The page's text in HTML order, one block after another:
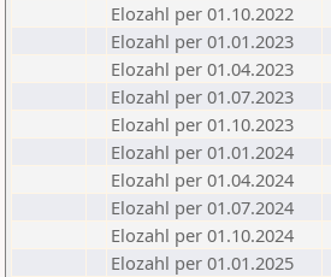
Elozahl per 01.10.2022
Elozahl per 01.01.2023
Elozahl per 01.04.2023
Elozahl per 01.07.2023
Elozahl per 01.10.2023
Elozahl per 01.01.2024
Elozahl per 01.04.2024
Elozahl per 01.07.2024
Elozahl per 01.10.2024
Elozahl per 01.01.2025